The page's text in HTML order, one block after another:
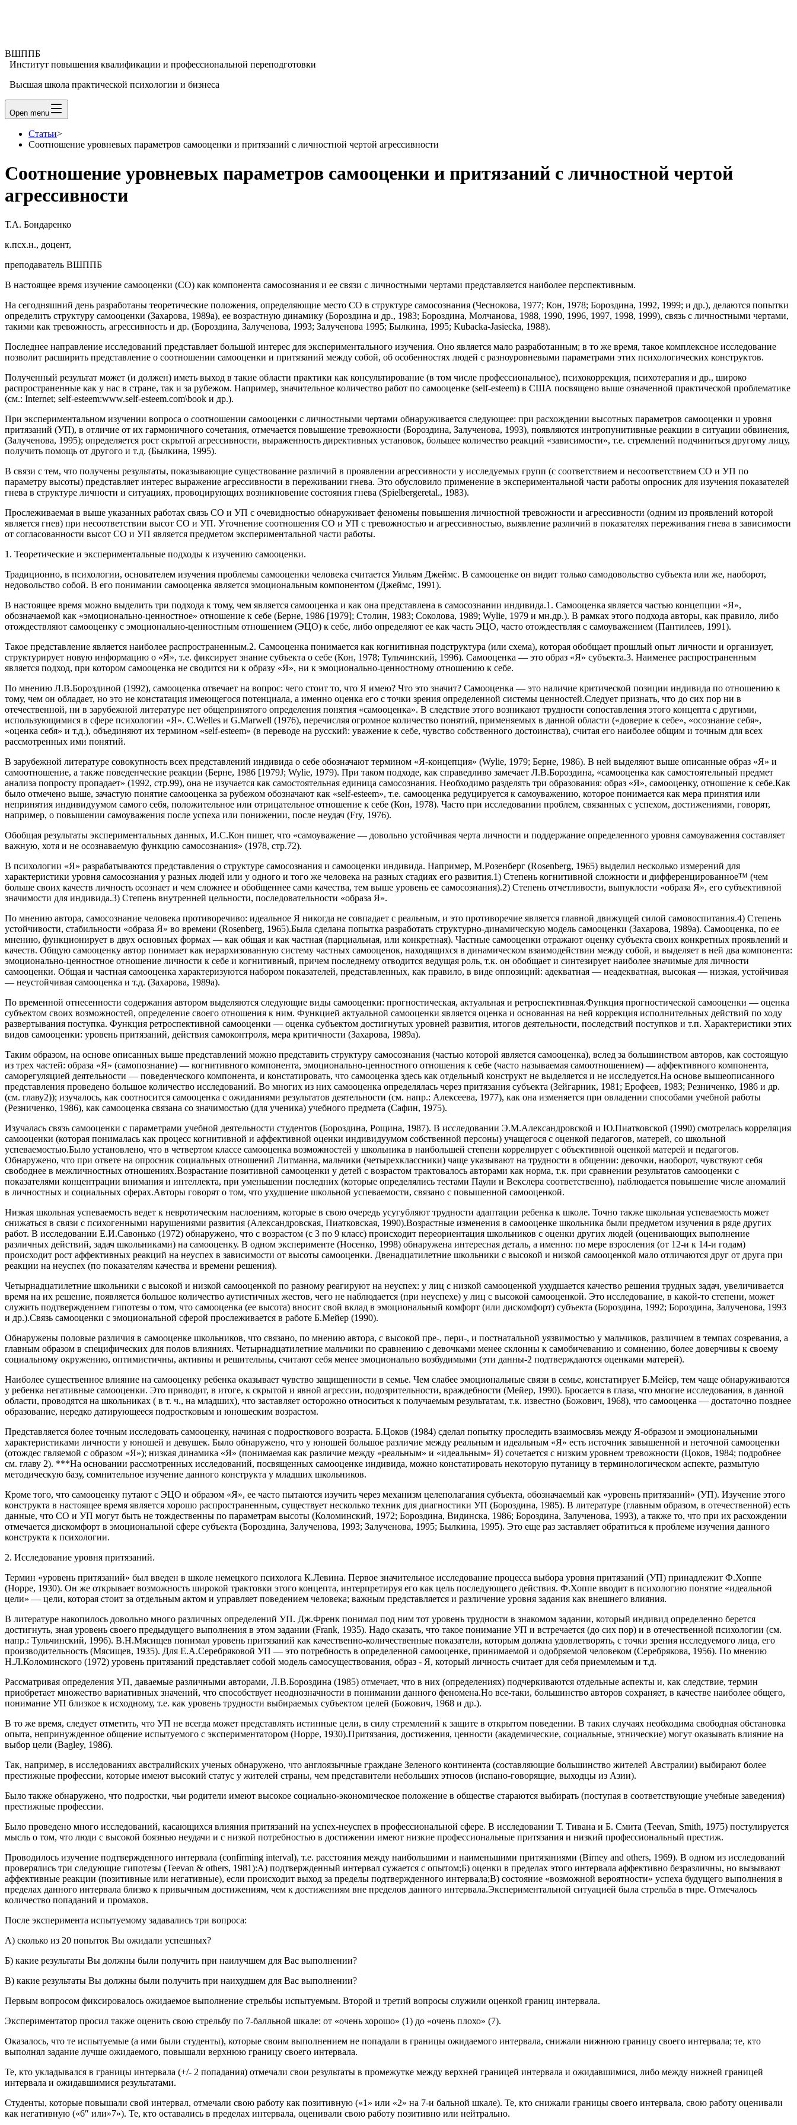
ВШППБ
Институт повышения квалификации и профессиональной переподготовки
Высшая школа практической психологии и бизнеса
Open menu
Статьи>
Соотношение уровневых параметров самооценки и притязаний с личностной чертой агрессивности
Соотношение уровневых параметров самооценки и притязаний с личностной чертой
агрессивности
Т.А. Бондаренко
к.псх.н., доцент,
преподаватель ВШППБ
В настоящее время изучение самооценки (СО) как компонента самосознания и ее связи с личностными чертами представляется наиболее перспективным.
На сегодняшний день разработаны теоретические положения, определяющие место СО в структуре самосознания (Чеснокова, 1977; Кон, 1978; Бороздина, 1992, 1999; и др.), делаются попытки
определить структуру самооценки (Захарова, 1989а), ее возрастную динамику (Бороздина и др., 1983; Бороздина, Молчанова, 1988, 1990, 1996, 1997, 1998, 1999), связь с личностными чертами,
такими как тревожность, агрессивность и др. (Бороздина, Залученова, 1993; Залученова 1995; Былкина, 1995; Kubacka-Jasiecka, 1988).
Последнее направление исследований представляет большой интерес для экспериментального изучения. Оно является мало разработанным; в то же время, такое комплексное исследование
позволит расширить представление о соотношении самооценки и притязаний между собой, об особенностях людей с разноуровневыми параметрами этих психологических конструктов.
Полученный результат может (и должен) иметь выход в такие области практики как консультирование (в том числе профессиональное), психокоррекция, психотерапия и др., широко
распространенные как у нас в стране, так и за рубежом. Например, значительное количество работ по самооценке (self-esteem) в США посвящено выше означенной практической проблематике
(см.: Internet; self-esteem:www.self-esteem.com\book и др.).
При экспериментальном изучении вопроса о соотношении самооценки с личностными чертами обнаруживается следующее: при расхождении высотных параметров самооценки и уровня
притязаний (УП), в отличие от их гармоничного сочетания, отмечается повышение тревожности (Бороздина, Залученова, 1993), появляются интропунитивные реакции в ситуации обвинения,
(Залученова, 1995); определяется рост скрытой агрессивности, выраженность директивных установок, большее количество реакций «зависимости», т.е. стремлений подчиниться другому лицу,
получить помощь от другого и т.д. (Былкина, 1995).
В связи с тем, что получены результаты, показывающие существование различий в проявлении агрессивности у исследуемых групп (с соответствием и несоответствием СО и УП по
параметру высоты) представляет интерес выражение агрессивности в переживании гнева. Это обусловило применение в экспериментальной части работы опросник для изучения показателей
гнева в структуре личности и ситуациях, провоцирующих возникновение состояния гнева (Spielbergeretal., 1983).
Прослеживаемая в выше указанных работах связь СО и УП с очевидностью обнаруживает феномены повышения личностной тревожности и агрессивности (одним из проявлений которой
является гнев) при несоответствии высот СО и УП. Уточнение соотношения СО и УП с тревожностью и агрессивностью, выявление различий в показателях переживания гнева в зависимости
от согласованности высот СО и УП является предметом экспериментальной части работы.
1. Теоретические и экспериментальные подходы к изучению самооценки.
Традиционно, в психологии, основателем изучения проблемы самооценки человека считается Уильям Джеймс. В самооценке он видит только самодовольство субъекта или же, наоборот,
недовольство собой. В его понимании самооценка является эмоциональным компонентом (Джеймс, 1991).
В настоящее время можно выделить три подхода к тому, чем является самооценка и как она представлена в самосознании индивида.1. Самооценка является частью концепции «Я»,
обозначаемой как «эмоционально-ценностное» отношение к себе (Берне, 1986 [1979]; Столин, 1983; Соколова, 1989; Wylie, 1979 и мн.др.). В рамках этого подхода авторы, как правило, либо
отождествляют самооценку с эмоционально-ценностным отношением (ЭЦО) к себе, либо определяют ее как часть ЭЦО, часто отождествляя с самоуважением (Пантилеев, 1991).
Такое представление является наиболее распространенным.2. Самооценка понимается как когнитивная подструктура (или схема), которая обобщает прошлый опыт личности и организует,
структурирует новую информацию о «Я», т.е. фиксирует знание субъекта о себе (Кон, 1978; Тульчинский, 1996). Самооценка — это образ «Я» субъекта.3. Наименее распространенным
является подход, при котором самооценка не сводится ни к образу «Я», ни к эмоционально-ценностному отношению к себе.
По мнению Л.В.Бороздиной (1992), самооценка отвечает на вопрос: чего стоит то, что Я имею? Что это значит? Самооценка — это наличие критической позиции индивида по отношению к
тому, чем он обладает, но это не констатация имеющегося потенциала, а именно оценка его с точки зрения определенной системы ценностей.Следует признать, что до сих пор ни в
отечественной, ни в зарубежной литературе нет общепринятого определения понятия «самооценка». В следствие этого возникают трудности сопоставления этого концепта с другими,
использующимися в сфере психологии «Я». C.Welles и G.Marwell (1976), перечисляя огромное количество понятий, применяемых в данной области («доверие к себе», «осознание себя»,
«оценка себя» и т.д.), объединяют их термином «self-esteem» (в переводе на русский: уважение к себе, чувство собственного достоинства), считая его наиболее общим и точным для всех
рассмотренных ими понятий.
В зарубежной литературе совокупность всех представлений индивида о себе обозначают термином «Я-концепция» (Wylie, 1979; Берне, 1986). В ней выделяют выше описанные образ «Я» и
самоотношение, а также поведенческие реакции (Берне, 1986 [1979J; Wylie, 1979). При таком подходе, как справедливо замечает Л.В.Бороздина, «самооценка как самостоятельный предмет
анализа попросту пропадает» (1992, стр.99), она не изучается как самостоятельная единица самосознания. Необходимо разделять три образования: образ «Я», самооценку, отношение к себе.Как
было отмечено выше, зачастую понятие самооценка за рубежом обозначают как «self-esteem», т.е. самооценка редуцируется к самоуважению, которое понимается как мера принятия или
непринятия индивидуумом самого себя, положительное или отрицательное отношение к себе (Кон, 1978). Часто при исследовании проблем, связанных с успехом, достижениями, говорят,
например, о повышении самоуважения после успеха или понижении, после неудач (Fry, 1976).
Обобщая результаты экспериментальных данных, И.С.Кон пишет, что «самоуважение — довольно устойчивая черта личности и поддержание определенного уровня самоуважения составляет
важную, хотя и не осознаваемую функцию самосознания» (1978, стр.72).
В психологии «Я» разрабатываются представления о структуре самосознания и самооценки индивида. Например, М.Розенберг (Rosenberg, 1965) выделил несколько измерений для
характеристики уровня самосознания у разных людей или у одного и того же человека на разных стадиях его развития.1) Степень когнитивной сложности и дифференцированное™ (чем
больше своих качеств личность осознает и чем сложнее и обобщеннее сами качества, тем выше уровень ее самосознания).2) Степень отчетливости, выпуклости «образа Я», его субъективной
значимости для индивида.3) Степень внутренней цельности, последовательности «образа Я».
По мнению автора, самосознание человека противоречиво: идеальное Я никогда не совпадает с реальным, и это противоречие является главной движущей силой самовоспитания.4) Степень
устойчивости, стабильности «образа Я» во времени (Rosenberg, 1965).Была сделана попытка разработать структурно-динамическую модель самооценки (Захарова, 1989а). Самооценка, по ее
мнению, функционирует в двух основных формах — как общая и как частная (парциальная, или конкретная). Частные самооценки отражают оценку субъекта своих конкретных проявлений и
качеств. Общую самооценку автор понимает как иерархизованную систему частных самооценок, находящихся в динамическом взаимодействии между собой, и выделяет в ней два компонента:
эмоционально-ценностное отношение личности к себе и когнитивный, причем последнему отводится ведущая роль, т.к. он обобщает и синтезирует наиболее значимые для личности
самооценки. Общая и частная самооценка характеризуются набором показателей, представленных, как правило, в виде оппозиций: адекватная — неадекватная, высокая — низкая, устойчивая
— неустойчивая самооценка и т.д. (Захарова, 1989а).
По временной отнесенности содержания автором выделяются следующие виды самооценки: прогностическая, актуальная и ретроспективная.Функция прогностической самооценки — оценка
субъектом своих возможностей, определение своего отношения к ним. Функцией актуальной самооценки является оценка и основанная на ней коррекция исполнительных действий по ходу
развертывания поступка. Функция ретроспективной самооценки — оценка субъектом достигнутых уровней развития, итогов деятельности, последствий поступков и т.п. Характеристики этих
видов самооценки: уровень притязаний, действия самоконтроля, мера критичности (Захарова, 1989а).
Таким образом, на основе описанных выше представлений можно представить структуру самосознания (частью которой является самооценка), вслед за большинством авторов, как состоящую
из трех частей: образа «Я» (самопознание) — когнитивного компонента, эмоционально-ценностного отношения к себе (часто называемая самоотношением) — аффективного компонента,
саморегуляцией деятельности — поведенческого компонента, и констатировать, что самооценка здесь как отдельный конструкт не выделяется и не исследуется.На основе вышеописанного
представления проведено большое количество исследований. Во многих из них самооценка определялась через притязания субъекта (Зейгарник, 1981; Ерофеев, 1983; Резниченко, 1986 и др.
(см. главу2)); изучалось, как соотносится самооценка с ожиданиями результатов деятельности (см. напр.: Алексеева, 1977), как она изменяется при овладении способами учебной работы
(Резниченко, 1986), как самооценка связана со значимостью (для ученика) учебного предмета (Сафин, 1975).
Изучалась связь самооценки с параметрами учебной деятельности студентов (Бороздина, Рощина, 1987). В исследовании Э.М.Александровской и Ю.Пиатковской (1990) смотрелась корреляция
самооценки (которая понималась как процесс когнитивной и аффективной оценки индивидуумом собственной персоны) учащегося с оценкой педагогов, матерей, со школьной
успеваемостью.Было установлено, что в четвертом классе самооценка возможностей у школьника в наибольшей степени коррелирует с объективной оценкой матерей и педагогов.
Обнаружено, что при ответе на опросник социальных отношений Литманна, мальчики (четырехклассники) чаще указывают на трудности в общении: девочки, наоборот, чувствуют себя
свободнее в межличностных отношениях.Возрастание позитивной самооценки у детей с возрастом трактовалось авторами как норма, т.к. при сравнении результатов самооценки с
показателями концентрации внимания и интеллекта, при уменьшении последних (которые определялись тестами Паули и Векслера соответственно), наблюдается повышение числе аномалий
в личностных и социальных сферах.Авторы говорят о том, что ухудшение школьной успеваемости, связано с повышенной самооценкой.
Низкая школьная успеваемость ведет к невротическим наслоениям, которые в свою очередь усугубляют трудности адаптации ребенка к школе. Точно также школьная успеваемость может
снижаться в связи с психогенными нарушениями развития (Александровская, Пиатковская, 1990).Возрастные изменения в самооценке школьника были предметом изучения в ряде других
работ. В исследовании Е.И.Савонько (1972) обнаружено, что с возрастом (с 3 по 9 класс) происходит переориентация школьников с оценки других людей (оценивающих выполнение
различных действий, задач школьниками) на самооценку. В одном эксперименте (Носенко, 1998) обнаружена интересная деталь, а именно: по мере взросления (от 12-и к 14-и годам)
происходит рост аффективных реакций на неуспех в зависимости от высоты самооценки. Двенадцатилетние школьники с высокой и низкой самооценкой мало отличаются друг от друга при
реакции на неуспех (по показателям качества и времени решения).
Четырнадцатилетние школьники с высокой и низкой самооценкой по разному реагируют на неуспех: у лиц с низкой самооценкой ухудшается качество решения трудных задач, увеличивается
время на их решение, появляется большое количество аутистичных жестов, чего не наблюдается (при неуспехе) у лиц с высокой самооценкой. Это исследование, в какой-то степени, может
служить подтверждением гипотезы о том, что самооценка (ее высота) вносит свой вклад в эмоциональный комфорт (или дискомфорт) субъекта (Бороздина, 1992; Бороздина, Залученова, 1993
и др.).Связь самооценки с эмоциональной сферой прослеживается в работе Б.Мейер (1990).
Обнаружены половые различия в самооценке школьников, что связано, по мнению автора, с высокой пре-, пери-, и постнатальной уязвимостью у мальчиков, различием в темпах созревания, а
главным образом в специфических для полов влияниях. Четырнадцатилетние мальчики по сравнению с девочками менее склонны к самобичеванию и сомнению, более доверчивы к своему
социальному окружению, оптимистичны, активны и решительны, считают себя менее эмоционально возбудимыми (эти данны-2 подтверждаются оценками матерей).
Наиболее существенное влияние на самооценку ребенка оказывает чувство защищенности в семье. Чем слабее эмоциональные связи в семье, констатирует Б.Мейер, тем чаще обнаруживаются
у ребенка негативные самооценки. Это приводит, в итоге, к скрытой и явной агрессии, подозрительности, враждебности (Мейер, 1990). Бросается в глаза, что многие исследования, в данной
области, проводятся на школьниках ( в т. ч., на младших), что заставляет осторожно относиться к получаемым результатам, т.к. известно (Божович, 1968), что самооценка — достаточно позднее
образование, нередко датирующееся подростковым и юношеским возрастом.
Представляется более точным исследовать самооценку, начиная с подросткового возраста. Б.Цоков (1984) сделал попытку проследить взаимосвязь между Я-образом и эмоциональными
характеристиками личности у юношей и девушек. Было обнаружено, что у юношей большое различие между реальным и идеальным «Я» есть источник завышенной и неточной самооценки
(отождес гвляемой с образом «Я»); низкая динамика «Я» (понимаемая как различие между «реальным» и «идеальным» Я) сочетается с низким уровнем тревожности (Цоков, 1984; подробнее
см. главу 2). ***На основании рассмотренных исследований, посвященных самооценке индивида, можно констатировать некоторую путаницу в терминологическом аспекте, размытую
методическую базу, сомнительное изучение данного конструкта у младших школьников.
Кроме того, что самооценку путают с ЭЦО и образом «Я», ее часто пытаются изучить через механизм целеполагания субъекта, обозначаемый как «уровень притязаний» (УП). Изучение этого
конструкта в настоящее время является хорошо распространенным, существует несколько техник для диагностики УП (Бороздина, 1985). В литературе (главным образом, в отечественной) есть
данные, что СО и УП могут быть не тождественны по параметрам высоты (Коломинский, 1972; Бороздина, Видинска, 1986; Бороздина, Залученова, 1993), а также то, что при их расхождении
отмечается дискомфорт в эмоциональной сфере субъекта (Бороздина, Залученова, 1993; Залученова, 1995; Былкина, 1995). Это еще раз заставляет обратиться к проблеме изучения данного
конструкта к психологии.
2. Исследование уровня притязаний.
Термин «уровень притязаний» был введен в школе немецкого психолога К.Левина. Первое значительное исследование процесса выбора уровня притязаний (УП) принадлежит Ф.Хоппе
(Норре, 1930). Он же открывает возможность широкой трактовки этого концепта, интерпретируя его как цель последующего действия. Ф.Хоппе вводит в психологию понятие «идеальной
цели» — цели, которая стоит за отдельным актом и управляет поведением человека; важным представляется и различение уровня задания как внешнего влияния.
В литературе накопилось довольно много различных определений УП. Дж.Френк понимал под ним тот уровень трудности в знакомом задании, который индивид определенно берется
достигнуть, зная уровень своего предыдущего выполнения в этом задании (Frank, 1935). Надо сказать, что такое понимание УП и встречается (до сих пор) и в отечественной психологии (см.
напр.: Тульчинский, 1996). В.Н.Мясищев понимал уровень притязаний как качественно-количественные показатели, которым должна удовлетворять, с точки зрения исследуемого лица, его
производительность (Мясищев, 1935). Для Е.А.Серебряковой УП — это потребность в определенной самооценке, принимаемой и одобряемой человеком (Серебрякова, 1956). По мнению
Н.Л.Коломинского (1972) уровень притязаний представляет собой модель самосуществования, образ - Я, который личность считает для себя приемлемым и т.д.
Рассматривая определения УП, даваемые различными авторами, Л.В.Бороздина (1985) отмечает, что в них (определениях) подчеркиваются отдельные аспекты и, как следствие, термин
приобретает множество вариативных значений, что способствует неоднозначности в понимании данного феномена.Но все-таки, большинство авторов сохраняет, в качестве наиболее общего,
понимание УП близкое к исходному, т.е. как уровень трудности выбираемых субъектом целей (Божович, 1968 и др.).
В то же время, следует отметить, что УП не всегда может представлять истинные цели, в силу стремлений к защите в открытом поведении. В таких случаях необходима свободная обстановка
опыта, непринужденное общение испытуемого с экспериментатором (Норре, 1930).Притязания, достижения, ценности (академические, социальные, этнические) могут оказывать влияние на
выбор цели (Bagley, 1986).
Так, например, в исследованиях австралийских ученых обнаружено, что англоязычные граждане Зеленого континента (составляющие большинство жителей Австралии) выбирают более
престижные профессии, которые имеют высокий статус у жителей страны, чем представители небольших этносов (испано-говорящие, выходцы из Азии).
Было также обнаружено, что подростки, чьи родители имеют высокое социально-экономическое положение в обществе стараются выбирать (поступая в соответствующие учебные заведения)
престижные профессии.
Было проведено много исследований, касающихся влияния притязаний на успех-неуспех в профессиональной сфере. В исследовании Т. Тивана и Б. Смита (Teevan, Smith, 1975) постулируется
мысль о том, что люди с высокой боязнью неудачи и с низкой потребностью в достижении имеют низкие профессиональные притязания и низкий профессиональный престиж.
Проводилось изучение подтвержденного интервала (confirming interval), т.е. расстояния между наибольшими и наименьшими притязаниями (Birney and others, 1969). В одном из исследований
проверялись три следующие гипотезы (Teevan & others, 1981):A) подтвержденный интервал сужается с опытом;Б) оценки в пределах этого интервала аффективно безразличны, но вызывают
аффективные реакции (позитивные или негативные), если происходит выход за пределы подтвержденного интервала;B) состояние «возможной вероятности» успеха будущего выполнения в
пределах данного интервала близко к привычным достижениям, чем к достижениям вне пределов данного интервала.Экспериментальной ситуацией была стрельба в тире. Отмечалось
количество попаданий и промахов.
После эксперимента испытуемому задавались три вопроса:
A) сколько из 20 попыток Вы ожидали успешных?
Б) какие результаты Вы должны были получить при наилучшем для Вас выполнении?
B) какие результаты Вы должны были получить при наихудшем для Вас выполнении?
Первым вопросом фиксировалось ожидаемое выполнение стрельбы испытуемым. Второй и третий вопросы служили оценкой границ интервала.
Экспериментатор просил также оценить свою стрельбу по 7-балльной шкале: от «очень хорошо» (1) до «очень плохо» (7).
Оказалось, что те испытуемые (а ими были студенты), которые своим выполнением не попадали в границы ожидаемого интервала, снижали нижнюю границу своего интервала; те, кто
выполнял задание лучше ожидаемого, повышали верхнюю границу своего интервала.
Те, кто укладывался в границы интервала (+/- 2 попадания) отмечали свои результаты в промежутке между верхней границей интервала и ожидавшимися, либо между нижней границей
интервала и ожидавшимися результатами.
Студенты, которые повышали свой интервал, отмечали свою работу как позитивную («1» или «2» на 7-и бальной шкале). Те, кто снижали границы своего интервала, свою работу оценивали
как негативную («6″ или»7»). Те, кто оставались в пределах интервала, оценивали свою работу позитивно или нейтрально.